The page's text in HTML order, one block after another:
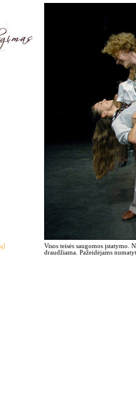
Visos teisės saugomos
draudžiama. Pažeidėjams